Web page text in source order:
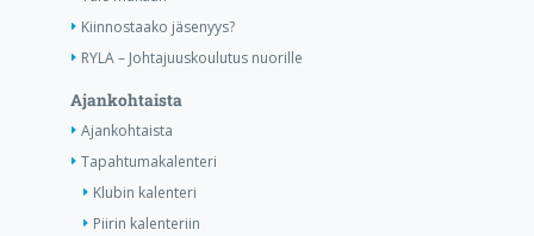
Kiinnostaako jäsenyys?
RYLA – Johtajuuskoulutus nuorille
Ajankohtaista
Ajankohtaista
Tapahtumakalenteri
Klubin kalenteri
Piirin kalenteriin